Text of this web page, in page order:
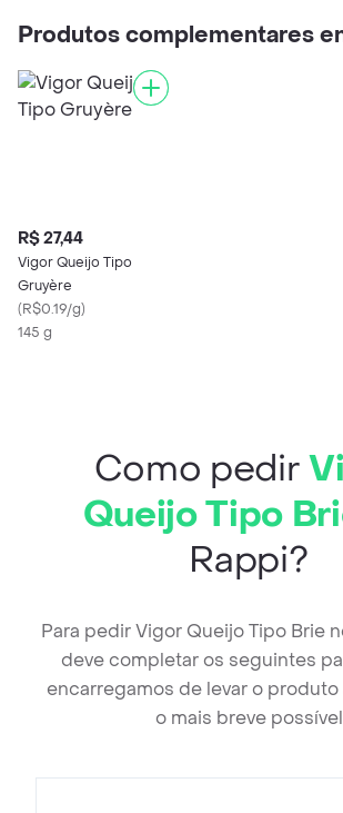
Produtos complementares
R$ 27,44
Vigor Queijo Tipo
Gruyère
(R$0.19/g)
145 g
Como pedir
Queijo Tipo
Rappi?
Para pedir Vigor Queijo Tipo Brie
deve completar os seguintes
encarregamos de levar o produto
o mais breve possível